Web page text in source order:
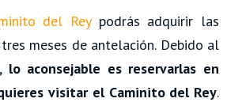
del Reypodrás adquirir las
meses de antelación. Debido al
lo aconsejable es reservarlas en
visitar el Caminito del Rey.